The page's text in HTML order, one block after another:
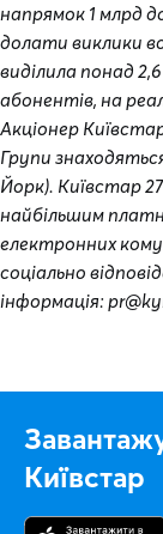
напрямок 1 млрд
долати виклики
виділила понад
абонентів, на
Акціонер
Групи
Йорк). Київстар
найбільшим
електронних
соціально
інформація:
Київстар